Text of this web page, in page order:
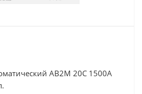
АВ2М 20С 1500А